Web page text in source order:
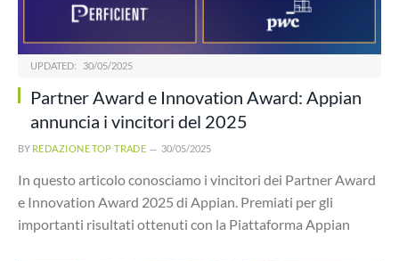
UPDATED: 30/05/2025
Partner Award e Innovation Award: Appian
annuncia i vincitori del 2025
BY REDAZIONE TOP TRADE 30/05/2025
In questo articolo conosciamo i vincitori dei Partner Award
e Innovation Award 2025 di Appian. Premiati per gli
importanti risultati ottenuti con la Piattaforma Appian